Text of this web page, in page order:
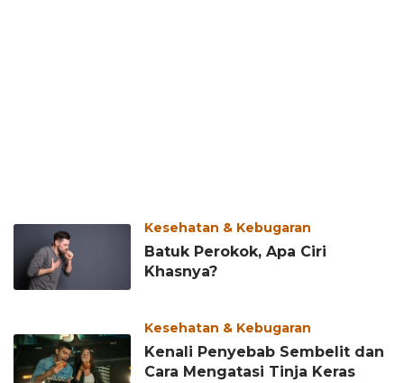
Kesehatan & Kebugaran
Batuk Perokok, Apa Ciri
Khasnya?
Kesehatan & Kebugaran
Kenali Penyebab Sembelit dan
Cara Mengatasi Tinja Keras